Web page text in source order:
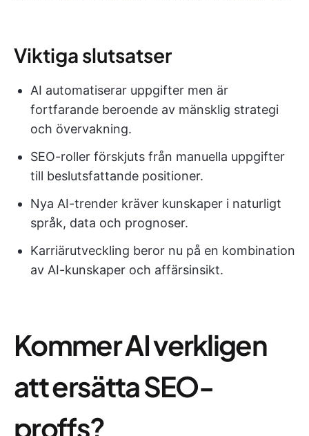
Viktiga slutsatser
AI automatiserar uppgifter men är
fortfarande beroende av mänsklig strategi
och övervakning.
SEO-roller förskjuts från manuella uppgifter
till beslutsfattande positioner.
Nya AI-trender kräver kunskaper i naturligt
språk, data och prognoser.
Karriärutveckling beror nu på en kombination
av AI-kunskaper och affärsinsikt.
Kommer AI verkligen
att ersätta SEO-
proffs?